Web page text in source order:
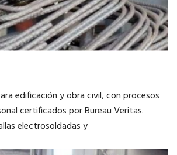
edificación y obra civil, con procesos
certificados por Bureau Veritas.
electrosoldadas y